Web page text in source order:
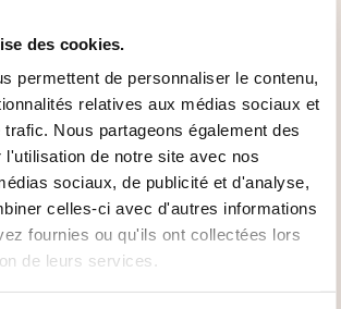
des cookies.
permettent de personnaliser le contenu,
relatives aux médias sociaux et
Nous partageons également des
l'utilisation de notre site avec nos
sociaux, de publicité et d'analyse,
celles-ci avec d'autres informations
fournies ou qu'ils ont collectées lors
de leurs services.
13h à 17h